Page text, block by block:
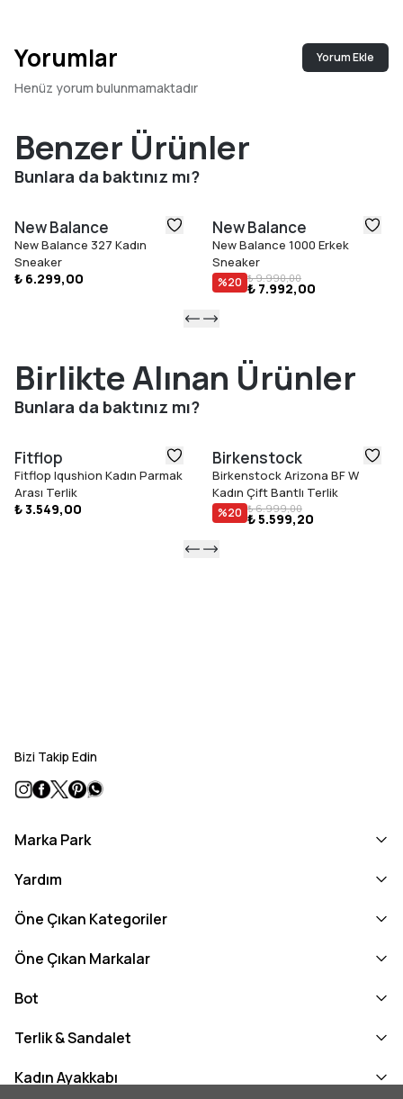
Yorumlar Yorum Ekle
Henüz yorum bulunmamaktadır
Benzer Ürünler
Bunlara da baktınız mı?
New Balance
New Balance 327 Kadın
Sneaker
₺ 6.299,00
New Balance
New Balance 1000 Erkek
Sneaker
%20 ₺ 9.990,00
₺ 7.992,00
Birlikte Alınan Ürünler
Bunlara da baktınız mı?
Fitflop
Fitflop Iqushion Kadın Parmak
Arası Terlik
₺ 3.549,00
Birkenstock
Birkenstock Arizona BF W
Kadın Çift Bantlı Terlik
%20 ₺ 6.999,00
₺ 5.599,20
Bizi Takip Edin
Marka Park
Yardım
Öne Çıkan Kategoriler
Öne Çıkan Markalar
Bot
Terlik & Sandalet
Kadın Ayakkabı